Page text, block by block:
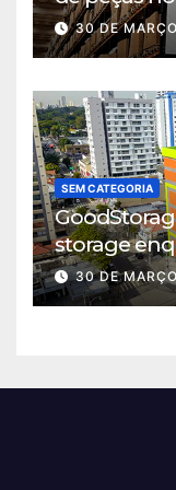
logística
30 DE
SEM CATEGORIA
storage
consolida
30 DE